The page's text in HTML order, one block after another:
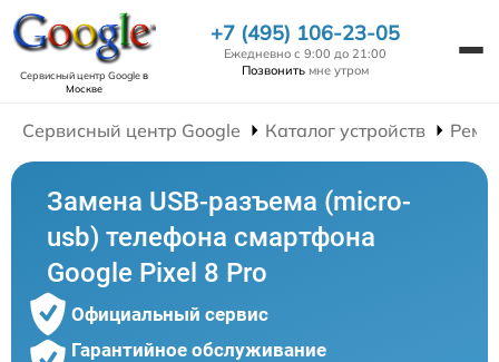
Сервисный центр Googleв
Москве
+7 (495) 106-23-05
Ежедневно с 9:00 до 21:00
Позвонить мне утром
Сервисный центр Google Каталог устройств
Замена USB-разъема (micro-
usb) телефона смартфона
Google Pixel 8 Pro
Официальный сервис
Гарантийное обслуживание